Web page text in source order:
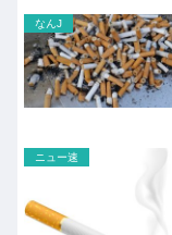
なんJ
ニュー速